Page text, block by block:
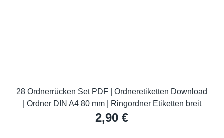
28 Ordnerrücken Set PDF | Ordneretiketten Download
| Ordner DIN A4 80 mm | Ringordner Etiketten breit
2,90 €